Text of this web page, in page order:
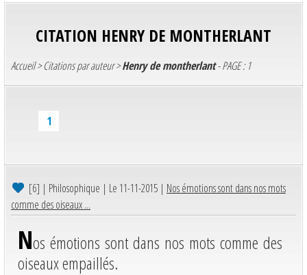
CITATION HENRY DE MONTHERLANT
Accueil>Citations par auteur>Henry de montherlant- PAGE : 1
1
[6] | Philosophique | Le 11-11-2015 | Nos émotions sont dans nos mots
comme des oiseaux ...
Nos émotions sont dans nos mots comme des
oiseaux empaillés.